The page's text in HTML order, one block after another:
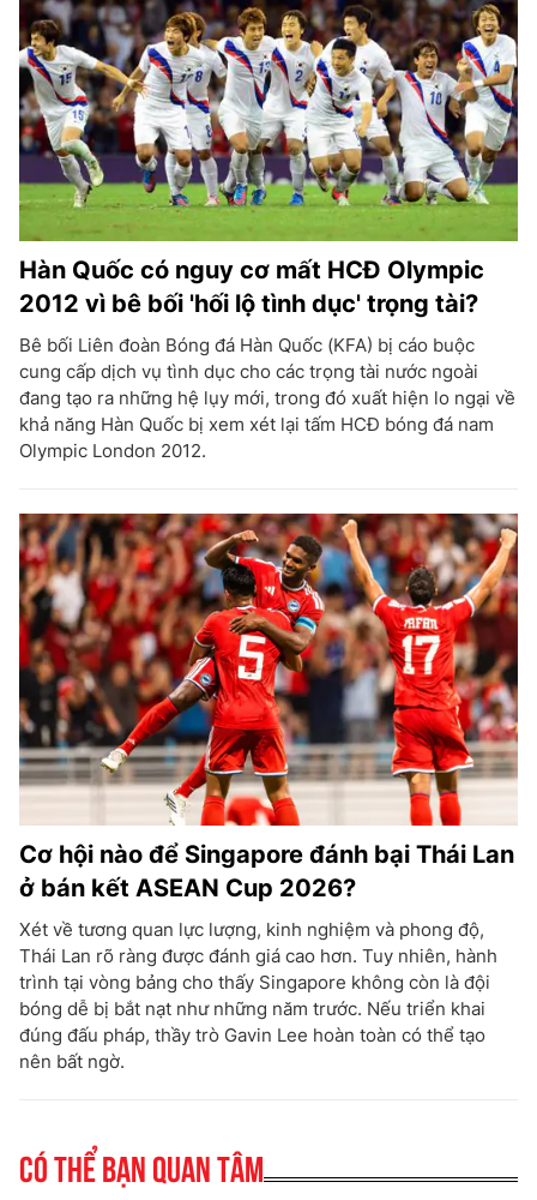
Hàn Quốc có nguy cơ mất HCĐ Olympic
2012 vì bê bối 'hối lộ tình dục' trọng tài?
Bê bối Liên đoàn Bóng đá Hàn Quốc (KFA) bị cáo buộc
cung cấp dịch vụ tình dục cho các trọng tài nước ngoài
đang tạo ra những hệ lụy mới, trong đó xuất hiện lo ngại về
khả năng Hàn Quốc bị xem xét lại tấm HCĐ bóng đá nam
Olympic London 2012.
Cơ hội nào để Singapore đánh bại Thái Lan
ở bán kết ASEAN Cup 2026?
Xét về tương quan lực lượng, kinh nghiệm và phong độ,
Thái Lan rõ ràng được đánh giá cao hơn. Tuy nhiên, hành
trình tại vòng bảng cho thấy Singapore không còn là đội
bóng dễ bị bắt nạt như những năm trước. Nếu triển khai
đúng đấu pháp, thầy trò Gavin Lee hoàn toàn có thể tạo
nên bất ngờ.
Có thể bạn quan tâm